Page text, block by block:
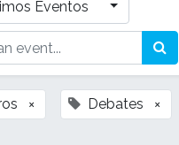
Eventos
× Debates ×